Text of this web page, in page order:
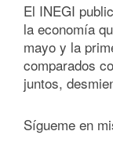
El INEGI
la economía
mayo y la
comparados
juntos,
Sígueme en